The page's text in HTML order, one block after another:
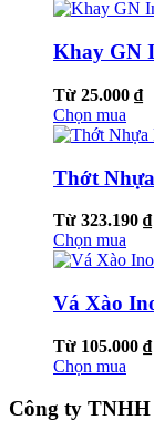
Khay GN
Từ 25.000 ₫
Chọn mua
Thớt
Từ 323.190 ₫
Chọn mua
Vá Xào
Từ 105.000 ₫
Chọn mua
Công ty